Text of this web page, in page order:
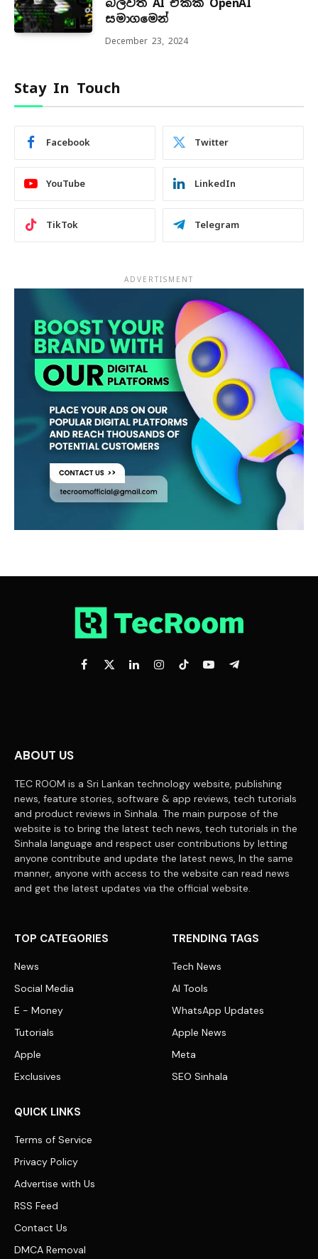
බලවත් AI එකක් OpenAI
සමාගමෙන්
December 23, 2024
Stay In Touch
Facebook Twitter
YouTube LinkedIn
TikTok Telegram
ADVERTISMENT
Facebook
X
LinkedInInstagram
TikTokYouTubeTelegram
ABOUT US
TEC ROOM is a Sri Lankan technology website, publishing
news, feature stories, software & app reviews, tech tutorials
and product reviews in Sinhala. The main purpose of the
website is to bring the latest tech news, tech tutorials in the
Sinhala language and respect user contributions by letting
anyone contribute and update the latest news, In the same
manner, anyone with access to the website can read news
and get the latest updates via the official website.
TOP CATEGORIES
News
Social Media
E - Money
Tutorials
Apple
Exclusives
TRENDING TAGS
Tech News
AI Tools
WhatsApp Updates
Apple News
Meta
SEO Sinhala
QUICK LINKS
Terms of Service
Privacy Policy
Advertise with Us
RSS Feed
Contact Us
DMCA Removal